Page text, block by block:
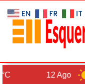
12 Ago 26°C
EN FR IT